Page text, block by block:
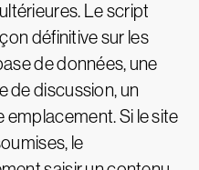
Le script
définitive sur les
de données, une
de discussion, un
Si le site
le